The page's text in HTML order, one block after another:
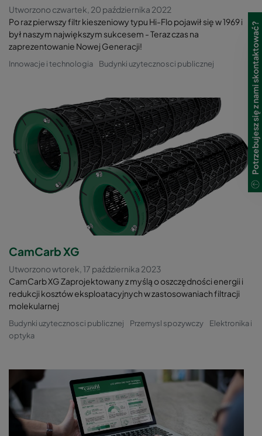
Utworzono czwartek, 20 października 2022
Po raz pierwszy filtr kieszeniowy typu Hi-Flo pojawił się w 1969 i
był naszym największym sukcesem - Teraz czas na
zaprezentowanie Nowej Generacji!
Innowacje i technologia Budynki uzytecznosci publicznej
CamCarb XG
Utworzono wtorek, 17 października 2023
CamCarb XG Zaprojektowany z myślą o oszczędności energii i
redukcji kosztów eksploatacyjnych w zastosowaniach filtracji
molekularnej
Budynki uzytecznosci publicznej Przemysl spozywczy
Elektronika i
optyka
Potrzebujesz się z nami skontaktować?